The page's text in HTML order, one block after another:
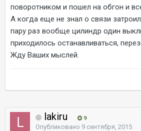
поворотником и пошел на обгон и
А когда еще не знал о связи
пару раз вообще цилиндр один
приходилось останавливаться,
Жду Ваших мыслей.
lakiru 9
Опубликовано 9 сентября, 2015